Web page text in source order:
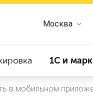
Москва
1С и
в мобильном